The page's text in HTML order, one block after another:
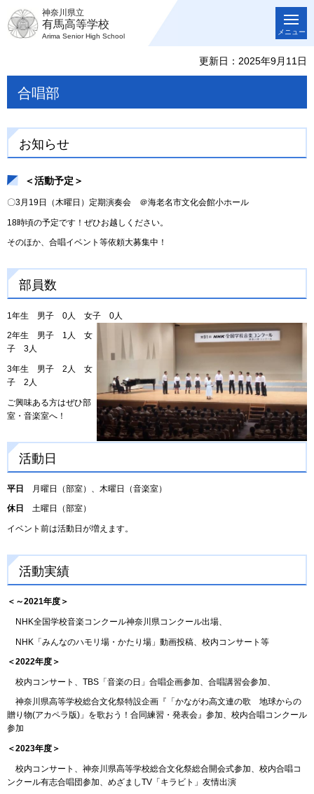
神奈川県立
有馬高等学校
Arima Senior High School
メニュー
更新日：2025年9月11日
合唱部
お知らせ
＜活動予定＞
〇3月19日（木曜日）定期演奏会 ＠海老名市文化会館小ホール
18時頃の予定です！ぜひお越しください。
そのほか、合唱イベント等依頼大募集中！
部員数
1年生 男子 0人 女子 0人
2年生 男子 1人 女
子 3人
3年生 男子 2人 女
子 2人
ご興味ある方はぜひ部
室・音楽室へ！
活動日
平日 月曜日（部室）、木曜日（音楽室）
休日 土曜日（部室）
イベント前は活動日が増えます。
活動実績
＜～2021年度＞
NHK全国学校音楽コンクール神奈川県コンクール出場、
NHK「みんなのハモリ場・かたり場」動画投稿、校内コンサート等
＜2022年度＞
校内コンサート、TBS「音楽の日」合唱企画参加、合唱講習会参加、
神奈川県高等学校総合文化祭特設企画『「かながわ高文連の歌 地球からの
贈り物(アカペラ版)」を歌おう！合同練習・発表会』参加、校内合唱コンクール
参加
＜2023年度＞
校内コンサート、神奈川県高等学校総合文化祭総合開会式参加、校内合唱コ
ンクール有志合唱団参加、めざましTV「キラビト」友情出演